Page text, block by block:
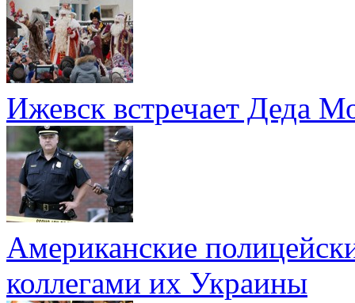
Ижевск встречает Деда
Американские
коллегами их Украины